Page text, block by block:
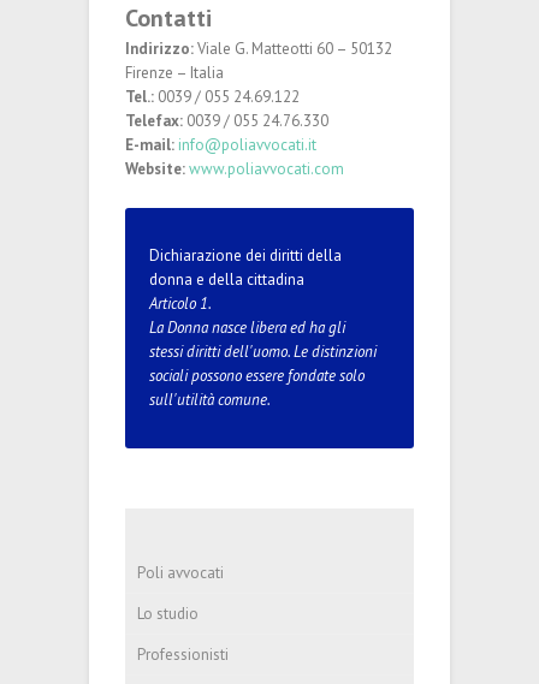
Contatti
Indirizzo:Viale G. Matteotti 60 – 50132
Firenze – Italia
Tel.: 0039 / 055 24.69.122
Telefax: 0039 / 055 24.76.330
E-mail: info@poliavvocati.it
Website:www.poliavvocati.com
Dichiarazione dei diritti della
donna e della cittadina
Articolo 1.
La Donna nasce libera ed ha gli
stessi diritti dell'uomo. Le distinzioni
sociali possono essere fondate solo
sull'utilità comune.
Poli avvocati
Lo studio
Professionisti